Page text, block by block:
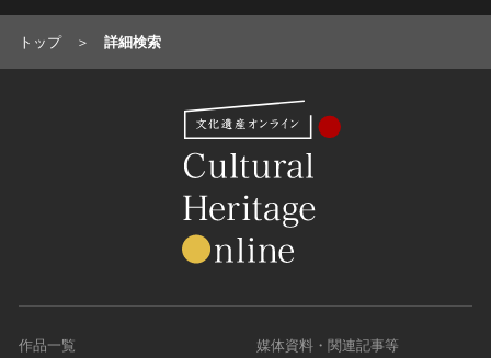
トップ 詳細検索
作品一覧 媒体資料・関連記事等